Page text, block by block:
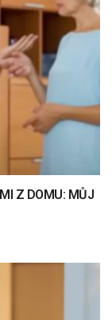
Z DOMU: MŮJ